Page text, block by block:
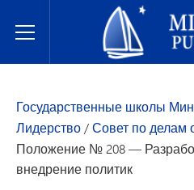
Toggle Menu
Государственные
Государственные школы
Лидерство/Совет по делам
Положение № 208 —
внедрение политик